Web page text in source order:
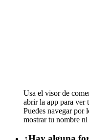
Usa el visor de
abrir la app para ver
Puedes navegar por
mostrar tu nombre